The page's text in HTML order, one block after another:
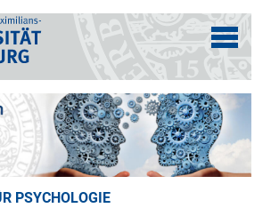
PSYCHOLOGIE